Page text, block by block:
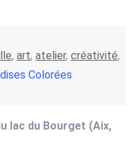
, art, atelier, créativité,
Colorées
lac du Bourget (Aix,